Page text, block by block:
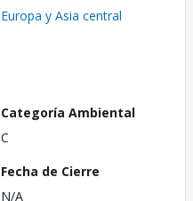
Europa y Asia central
Categoría Ambiental
C
Fecha de Cierre
N/A